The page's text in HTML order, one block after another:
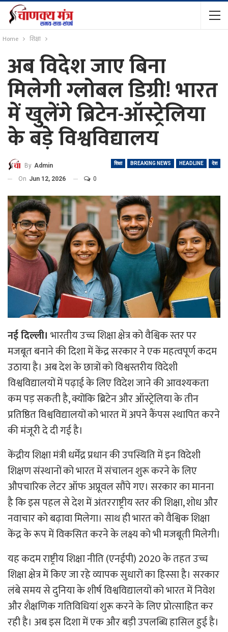
Home शिक्षा
अब विदेश जाए बिना
मिलेगी ग्लोबल डिग्री! भारत
में खुलेंगे ब्रिटेन-ऑस्ट्रेलिया
के बड़े विश्वविद्यालय
शिक्षा BREAKING NEWS HEADLINE देश
By Admin
On Jun 12, 2026 0
नई दिल्ली। भारतीय उच्च शिक्षा क्षेत्र को वैश्विक स्तर पर
मजबूत बनाने की दिशा में केंद्र सरकार ने एक महत्वपूर्ण कदम
उठाया है। अब देश के छात्रों को विश्वस्तरीय विदेशी
विश्वविद्यालयों में पढ़ाई के लिए विदेश जाने की आवश्यकता
कम पड़ सकती है, क्योंकि ब्रिटेन और ऑस्ट्रेलिया के तीन
प्रतिष्ठित विश्वविद्यालयों को भारत में अपने कैंपस स्थापित करने
की मंजूरी दे दी गई है।
केंद्रीय शिक्षा मंत्री धर्मेंद्र प्रधान की उपस्थिति में इन विदेशी
शिक्षण संस्थानों को भारत में संचालन शुरू करने के लिए
औपचारिक लेटर ऑफ अप्रूवल सौंपे गए। सरकार का मानना
है कि इस पहल से देश में अंतरराष्ट्रीय स्तर की शिक्षा, शोध और
नवाचार को बढ़ावा मिलेगा। साथ ही भारत को वैश्विक शिक्षा
केंद्र के रूप में विकसित करने के लक्ष्य को भी मजबूती मिलेगी।
यह कदम राष्ट्रीय शिक्षा नीति (एनईपी) 2020 के तहत उच्च
शिक्षा क्षेत्र में किए जा रहे व्यापक सुधारों का हिस्सा है। सरकार
लंबे समय से दुनिया के शीर्ष विश्वविद्यालयों को भारत में निवेश
और शैक्षणिक गतिविधियां शुरू करने के लिए प्रोत्साहित कर
रही है। अब इस दिशा में एक और बड़ी उपलब्धि हासिल हुई है।